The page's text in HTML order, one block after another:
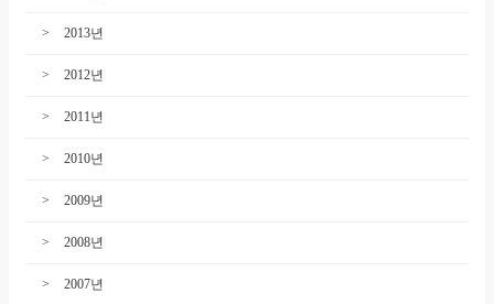
2013년
2012년
2011년
2010년
2009년
2008년
2007년